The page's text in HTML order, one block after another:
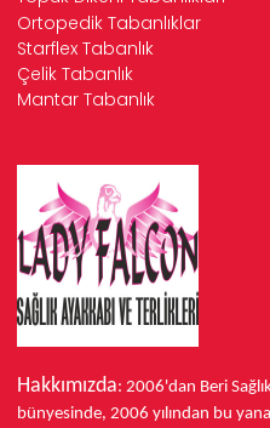
Ortopedik Tabanlıklar
Starflex Tabanlık
Çelik Tabanlık
Mantar Tabanlık
Hakkımızda: 2006'dan Beri
bünyesinde, 2006 yılından bu yana